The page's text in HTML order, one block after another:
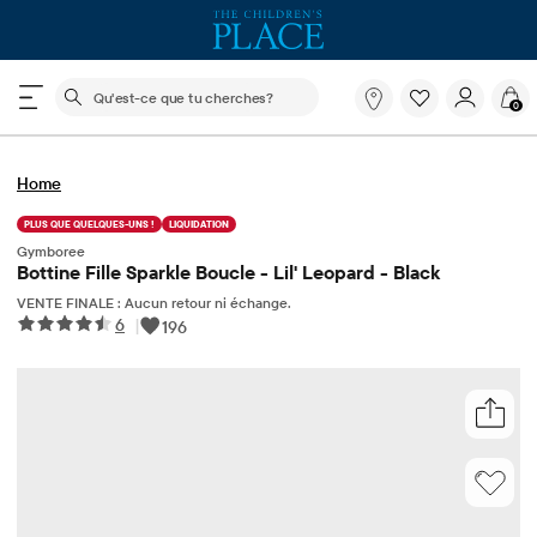
Le champ de recherche ci-dessous filtre les
Qu'est-
que
0
Home
PLUS QUE QUELQUES-UNS ! LIQUIDATION
Gymboree
Bottine Fille Sparkle Boucle - Lil' Leopard - Black
VENTE FINALE : Aucun retour ni échange.
6 | 196